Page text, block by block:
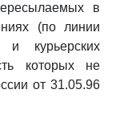
в
(по линии
и курьерских
которых не
от 31.05.96